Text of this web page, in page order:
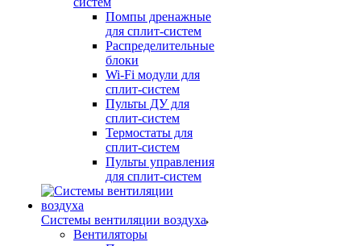
Помпы дренажные
для сплит-систем
Распределительные
блоки
Wi-Fi модули для
сплит-систем
Пульты ДУ для
сплит-систем
Термостаты для
сплит-систем
Пульты управления
для сплит-систем
Системы вентиляции воздуха
Вентиляторы